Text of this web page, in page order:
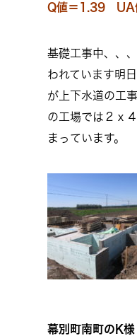
Q値＝1.39 UA
基礎工事中、、
われています明
が上下水道の工
の工場では２ｘ
まっています。
幕別町南町のK